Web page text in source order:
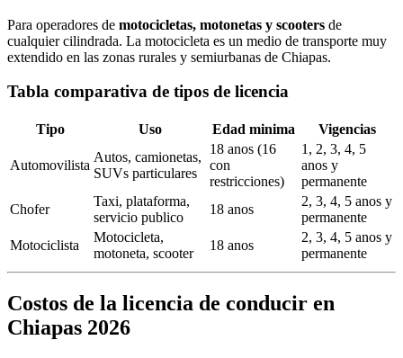
Para operadores de motocicletas, motonetas y scooters de
cualquier cilindrada. La motocicleta es un medio de transporte muy
extendido en las zonas rurales y semiurbanas de Chiapas.
Tabla comparativa de tipos de licencia
Tipo Uso Edad minima Vigencias
Automovilista
Autos, camionetas,
SUVs particulares
18 anos (16
con
restricciones)
1, 2, 3, 4, 5
anos y
permanente
Chofer
Taxi, plataforma,
servicio publico
18 anos
2, 3, 4, 5 anos y
permanente
Motociclista
Motocicleta,
motoneta, scooter
18 anos
2, 3, 4, 5 anos y
permanente
Costos de la licencia de conducir en
Chiapas 2026